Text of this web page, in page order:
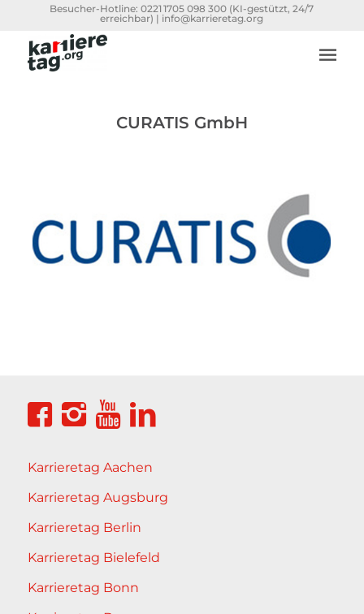
Besucher-Hotline:0221 1705 098 300 (KI-gestützt, 24/7
erreichbar) | info@karrieretag.org
CURATIS GmbH
Karrieretag Aachen
Karrieretag Augsburg
Karrieretag Berlin
Karrieretag Bielefeld
Karrieretag Bonn